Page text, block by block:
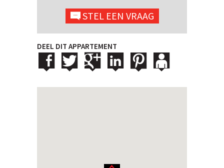
STEL EEN VRAAG
DEEL DIT APPARTEMENT